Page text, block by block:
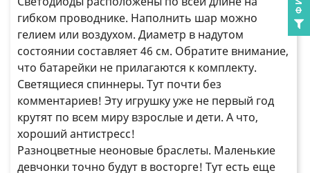
гибком проводнике. Наполнить шар можно
гелием или воздухом. Диаметр в надутом
состоянии составляет 46 см. Обратите внимание,
что батарейки не прилагаются к комплекту.
Светящиеся спиннеры. Тут почти без
комментариев! Эту игрушку уже не первый год
крутят по всем миру взрослые и дети. А что,
хороший антистресс!
Разноцветные неоновые браслеты. Маленькие
девчонки точно будут в восторге! Тут есть еще